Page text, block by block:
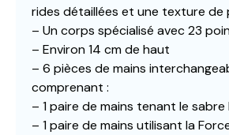
rides détaillées et une texture de
– Un corps spécialisé avec 23
– Environ 14 cm de haut
– 6 pièces de mains
comprenant :
– 1 paire de mains tenant le sabre
– 1 paire de mains utilisant la